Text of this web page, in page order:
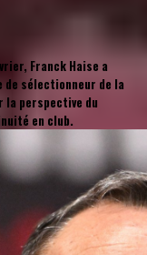
Franck Haise a
sélectionneur de la
la perspective du
en club.